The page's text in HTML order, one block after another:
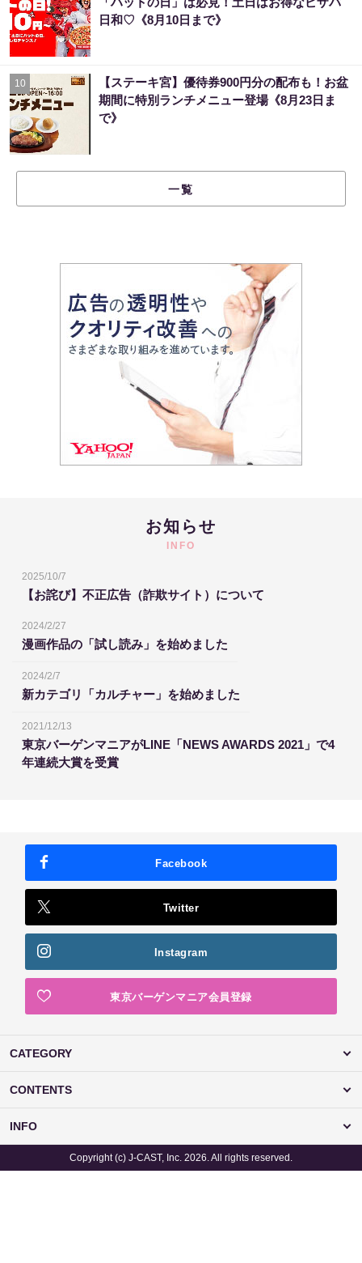
日和♡《8月10日まで》
10
【ステーキ宮】優待券900円分の配布も！お盆
期間に特別ランチメニュー登場《8月23日ま
で》
一覧
お知らせ
INFO
2025/10/7
【お詫び】不正広告（詐欺サイト）について
2024/2/27
漫画作品の「試し読み」を始めました
2024/2/7
新カテゴリ「カルチャー」を始めました
2021/12/13
東京バーゲンマニアがLINE「NEWS AWARDS 2021」で4
年連続大賞を受賞
Facebook
Twitter
Instagram
東京バーゲンマニア会員登録
CATEGORY
CONTENTS
INFO
Copyright (c) J-CAST, Inc. 2026. All rights reserved.